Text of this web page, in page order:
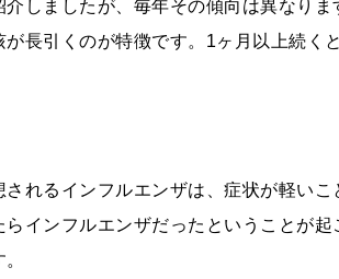
しましたが、毎年その傾向は異なりま
長引くのが特徴です。1ヶ月以上続く
されるインフルエンザは、症状が軽い
インフルエンザだったということが